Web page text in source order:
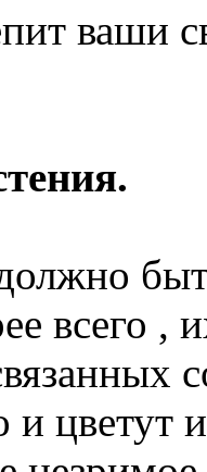
ваши
всего ,
и цветут